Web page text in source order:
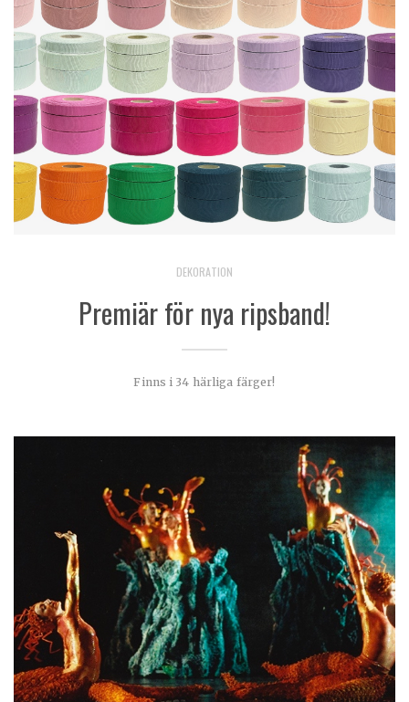
DEKORATION
Premiär för nya ripsband!
Finns i 34 härliga färger!